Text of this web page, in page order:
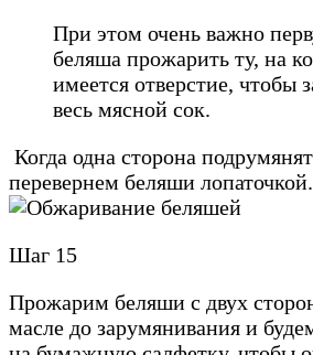
При этом очень важно
беляша прожарить ту, на
имеется отверстие, чтобы
весь мясной сок.
Когда одна сторона
перевернем беляши лопаточкой.
Шаг 15
Прожарим беляши с двух
масле до зарумянивания и